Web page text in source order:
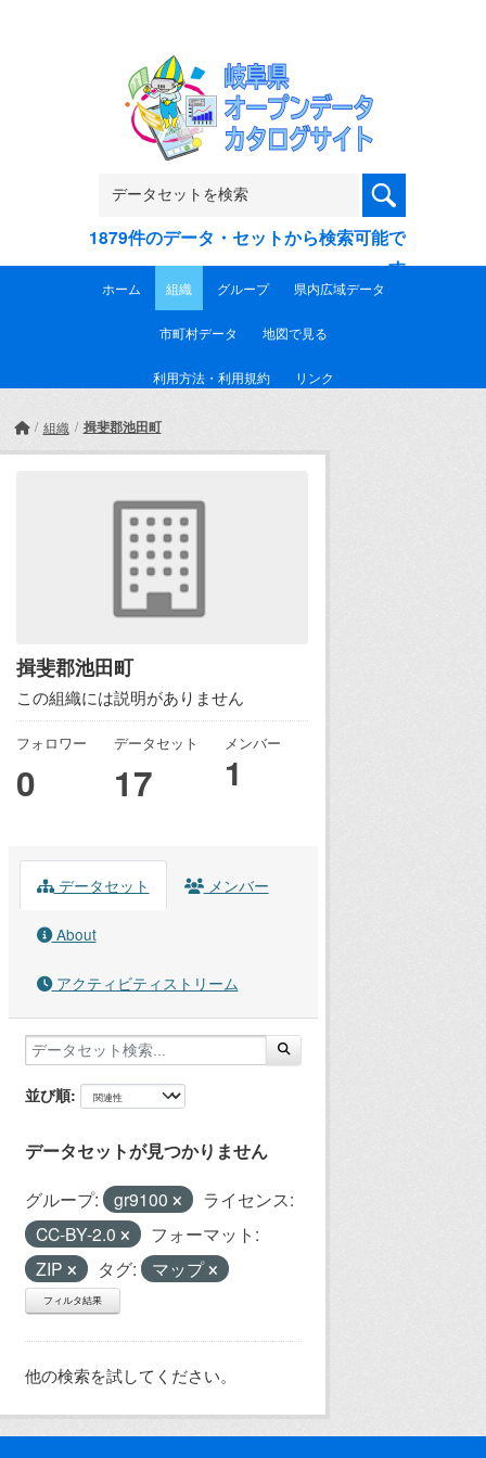
1879件のデータ・セットから検索可能で
す
ホーム 組織 グループ 県内広域データ
市町村データ 地図で見る
利用方法・利用規約 リンク
組織 揖斐郡池田町
揖斐郡池田町
この組織には説明がありません
フォロワー
0
データセット
17
メンバー
1
データセット メンバー
About
アクティビティストリーム
並び順
データセットが見つかりません
グループ: gr9100
ライセンス:
CC-BY-2.0
フォーマット:
ZIP
タグ: マップ
フィルタ結果
他の検索を試してください。